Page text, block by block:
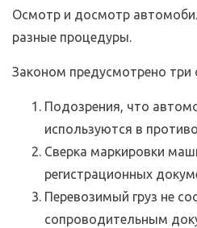
Осмотр и досмотр
разные процедуры.
Законом предусмотрено
Подозрения, что
используются в
Сверка маркировки
регистрационных
Перевозимый груз не
сопроводительным